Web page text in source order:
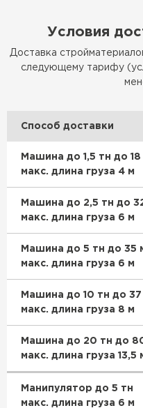
Условия
Доставка
следующему тарифу
Способ доставки
Машина до 1,5 тн до 18
макс. длина груза 4 м
Машина до 2,5 тн до
макс. длина груза 6 м
Машина до 5 тн до 35
макс. длина груза 6 м
Машина до 10 тн до 37
макс. длина груза 8 м
Машина до 20 тн до
макс. длина груза 13,5
Манипулятор до 5 тн
макс. длина груза 6 м